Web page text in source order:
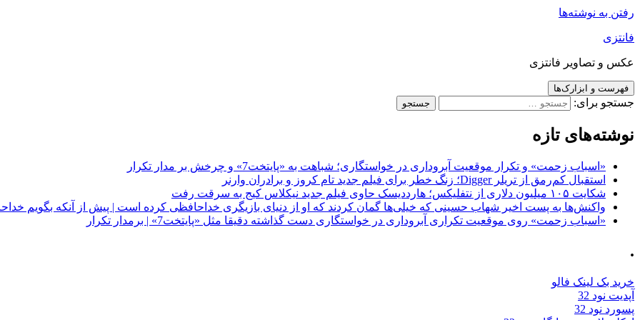
رفتن به نوشته‌ها
فانتزی
عکس و تصاویر فانتزی
فهرست و ابزارک‌ها
جستجو برای:
نوشته‌های تازه
«اسباب زحمت» و تکرار موقعیت آبروداری در خواستگاری؛ شباهت به «پایتخت7» و چرخش بر مدار تکرار
استقبال کم‌رمق از تریلر Digger؛ زنگ خطر برای فیلم جدید تام کروز و برادران وارنر
شکایت ۱۰۵ میلیون دلاری از نتفلیکس؛ هارددیسک حاوی فیلم جدید نیکلاس کیج به سرقت رفت
واکنش‌ها به پست اخیر شهاب حسینی که خیلی‌ها گمان کردند که او از دنیای بازیگری خداحافظی کرده است | پیش از آنکه بگویم
«اسباب زحمت» روی موقعیت تکراری آبروداری در خواستگاری دست گذاشته دقیقا مثل «پایتخت7» | برمدار تکرار
.
خرید بک لینک فالو
آپدیت نود 32
پسورد نود 32